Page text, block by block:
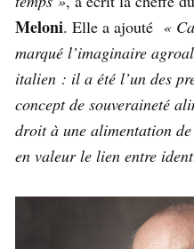
Meloni. Elle a ajouté «
marqué l’imaginaire
italien : il a été l’un des
concept de souveraineté
droit à une alimentation
en valeur le lien entre